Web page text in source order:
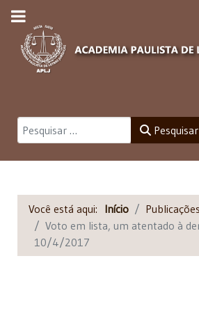
Pesquisar Pesquisar
Você está aqui: Início Publicações
Voto em lista, um atentado à
10/4/2017